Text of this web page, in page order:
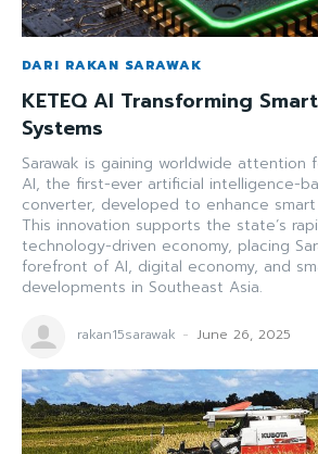
DARI RAKAN SARAWAK
KETEQ AI Transforming
Systems
Sarawak is gaining worldwide attention
AI, the first-ever artificial intelligence-
converter, developed to enhance
This innovation supports the state’s
technology-driven economy, placing
forefront of AI, digital economy, and
developments in Southeast Asia.
rakan15sarawak - June 26, 2025